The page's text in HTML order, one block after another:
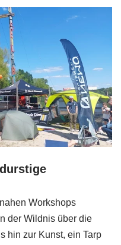
Workshops
der Wildnis über die
hin zur Kunst, ein Tarp